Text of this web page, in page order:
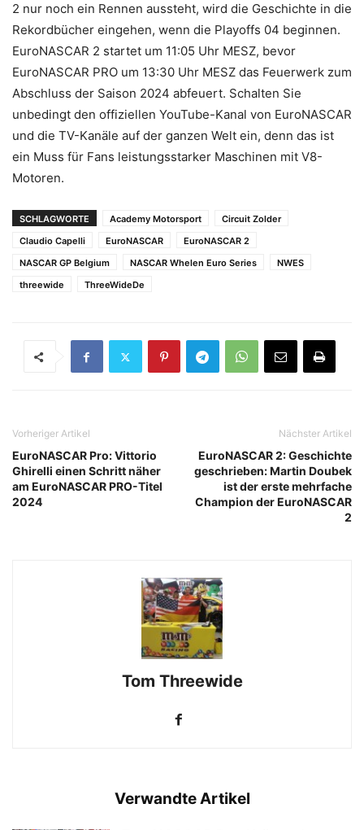
2 nur noch ein Rennen aussteht, wird die Geschichte in die
Rekordbücher eingehen, wenn die Playoffs 04 beginnen.
EuroNASCAR 2 startet um 11:05 Uhr MESZ, bevor
EuroNASCAR PRO um 13:30 Uhr MESZ das Feuerwerk zum
Abschluss der Saison 2024 abfeuert. Schalten Sie
unbedingt den offiziellen YouTube-Kanal von EuroNASCAR
und die TV-Kanäle auf der ganzen Welt ein, denn das ist
ein Muss für Fans leistungsstarker Maschinen mit V8-
Motoren.
SCHLAGWORTE Academy Motorsport
Circuit Zolder
Claudio Capelli
EuroNASCAR
EuroNASCAR 2
NASCAR GP Belgium
NASCAR Whelen Euro Series
NWES
threewide
ThreeWideDe
Vorheriger Artikel
EuroNASCAR Pro: Vittorio
Ghirelli einen Schritt näher
am EuroNASCAR PRO-Titel
2024
Nächster Artikel
EuroNASCAR 2: Geschichte
geschrieben: Martin Doubek
ist der erste mehrfache
Champion der EuroNASCAR
2
Tom Threewide
Verwandte Artikel